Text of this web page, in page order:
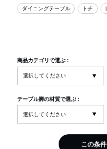
ダイニングテーブル トチ
商品カテゴリで選ぶ :
テーブル脚の材質で選ぶ :
この条